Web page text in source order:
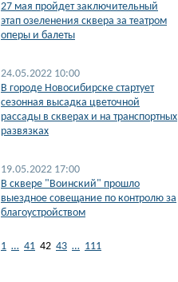
27 мая пройдет заключительный
этап озеленения сквера за театром
оперы и балеты
24.05.2022 10:00
В городе Новосибирске стартует
сезонная высадка цветочной
рассады в скверах и на транспортных
развязках
19.05.2022 17:00
В сквере "Воинский" прошло
выездное совещание по контролю за
благоустройством
1 … 41 42 43 … 111